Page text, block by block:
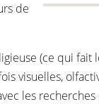
de
(ce qui fait
visuelles,
les